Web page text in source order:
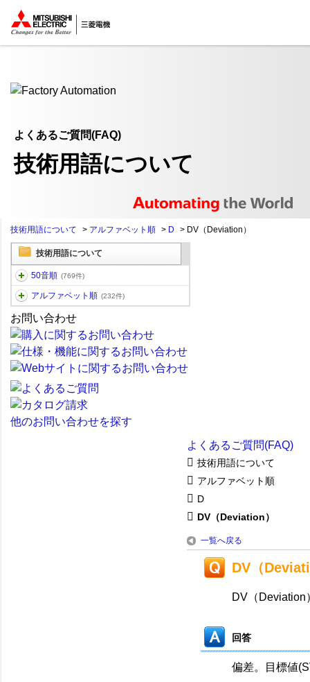
ここから本文
よくあるご質問(FAQ)
技術用語について
技術用語について > アルファベット順 > D > DV（Deviation）
技術用語について
50音順 (769件)
アルファベット順 (232件)
お問い合わせ
他のお問い合わせを探す
よくあるご質問(FAQ)
技術用語について
アルファベット順
D
DV（Deviation）
一覧へ戻る
DV（
DV（Deviation
回答
偏差。目標値